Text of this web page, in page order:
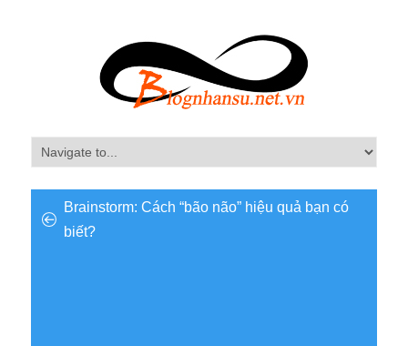
Brainstorm: Cách “bão não” hiệu quả bạn có
biết?